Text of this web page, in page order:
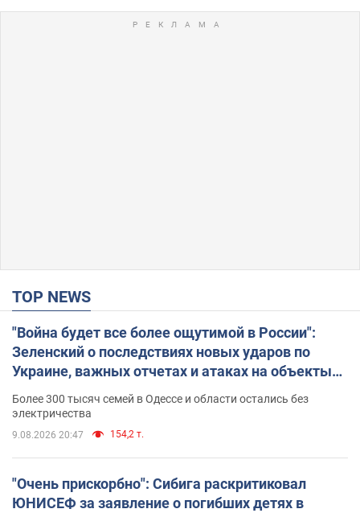
TOP NEWS
"Война будет все более ощутимой в России":
Зеленский о последствиях новых ударов по
Украине, важных отчетах и атаках на объекты
противника. Видео
Более 300 тысяч семей в Одессе и области остались без
электричества
9.08.2026 20:47 154,2 т.
"Очень прискорбно": Сибига раскритиковал
ЮНИСЕФ за заявление о погибших детях в